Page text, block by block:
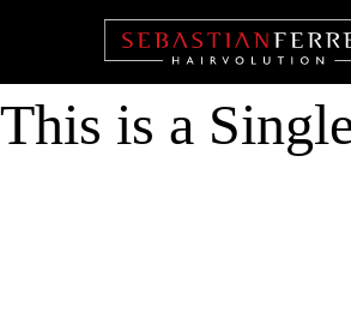
This is a